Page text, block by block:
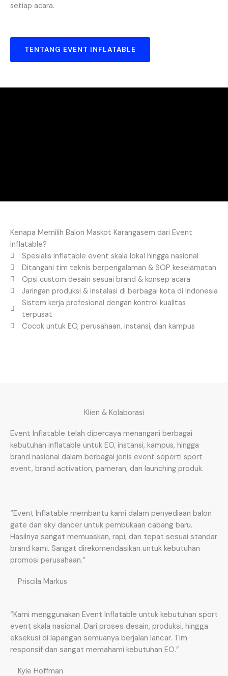
setiap acara.
TENTANG EVENT INFLATABLE
Kenapa Memilih Balon Maskot Karangasem dari Event
Inflatable?
Spesialis inflatable event skala lokal hingga nasional
Ditangani tim teknis berpengalaman & SOP keselamatan
Opsi custom desain sesuai brand & konsep acara
Jaringan produksi & instalasi di berbagai kota di Indonesia
Sistem kerja profesional dengan kontrol kualitas
terpusat
Cocok untuk EO, perusahaan, instansi, dan kampus
Klien & Kolaborasi
Event Inflatable telah dipercaya menangani berbagai
kebutuhan inflatable untuk EO, instansi, kampus, hingga
brand nasional dalam berbagai jenis event seperti sport
event, brand activation, pameran, dan launching produk.
“Event Inflatable membantu kami dalam penyediaan balon
gate dan sky dancer untuk pembukaan cabang baru.
Hasilnya sangat memuaskan, rapi, dan tepat sesuai standar
brand kami. Sangat direkomendasikan untuk kebutuhan
promosi perusahaan.”
Priscila Markus
“Kami menggunakan Event Inflatable untuk kebutuhan sport
event skala nasional. Dari proses desain, produksi, hingga
eksekusi di lapangan semuanya berjalan lancar. Tim
responsif dan sangat memahami kebutuhan EO.”
Kyle Hoffman